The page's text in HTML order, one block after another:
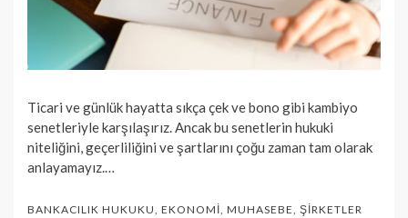
Ticari ve günlük hayatta sıkça çek ve bono gibi kambiyo
senetleriyle karşılaşırız. Ancak bu senetlerin hukuki
niteliğini, geçerliliğini ve şartlarını çoğu zaman tam olarak
anlayamayız.…
BANKACILIK HUKUKU, EKONOMI, MUHASEBE, ŞIRKETLER